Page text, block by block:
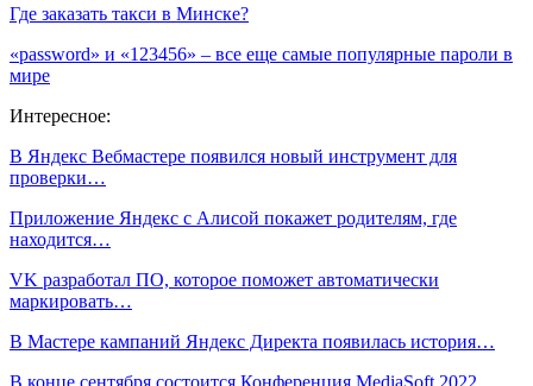
Где заказать такси в Минске?
«password» и «123456» – все еще самые популярные пароли в
мире
Интересное:
В Яндекс Вебмастере появился новый инструмент для
проверки…
Приложение Яндекс с Алисой покажет родителям, где
находится…
VK разработал ПО, которое поможет автоматически
маркировать…
В Мастере кампаний Яндекс Директа появилась история…
В конце сентября состоится Конференция MediaSoft 2022